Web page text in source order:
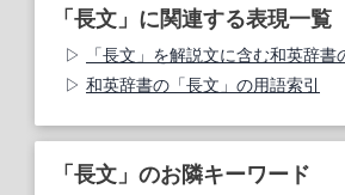
「長文」に関連する表現一覧
「長文」を解説文に含む和英辞
和英辞書の「長文」の用語索引
「長文」のお隣キーワード